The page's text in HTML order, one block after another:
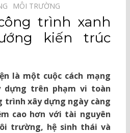
MÔI TRƯỜNG⠀
trình xanh
kiến trúc
là một cuộc cách mạng
dựng trên phạm vi toàn
trình xây dựng ngày càng
cao hơn với tài nguyên
trường, hệ sinh thái và